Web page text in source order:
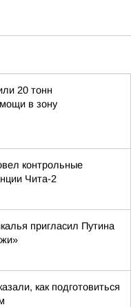
20 тонн
в зону
контрольные
Чита-2
пригласил Путина
как подготовиться